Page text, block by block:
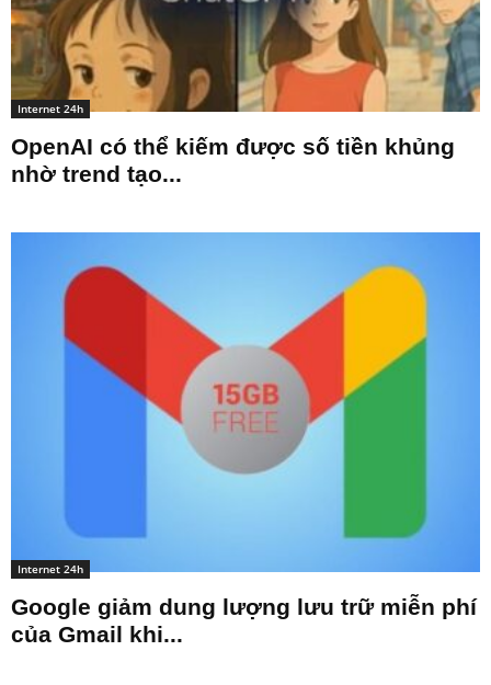
Internet 24h
OpenAI có thể kiếm được số tiền khủng
nhờ trend tạo...
Internet 24h
Google giảm dung lượng lưu trữ miễn phí
của Gmail khi...